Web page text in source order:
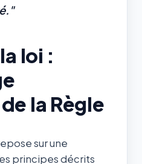
loi :
la Règle
sur une
principes décrits